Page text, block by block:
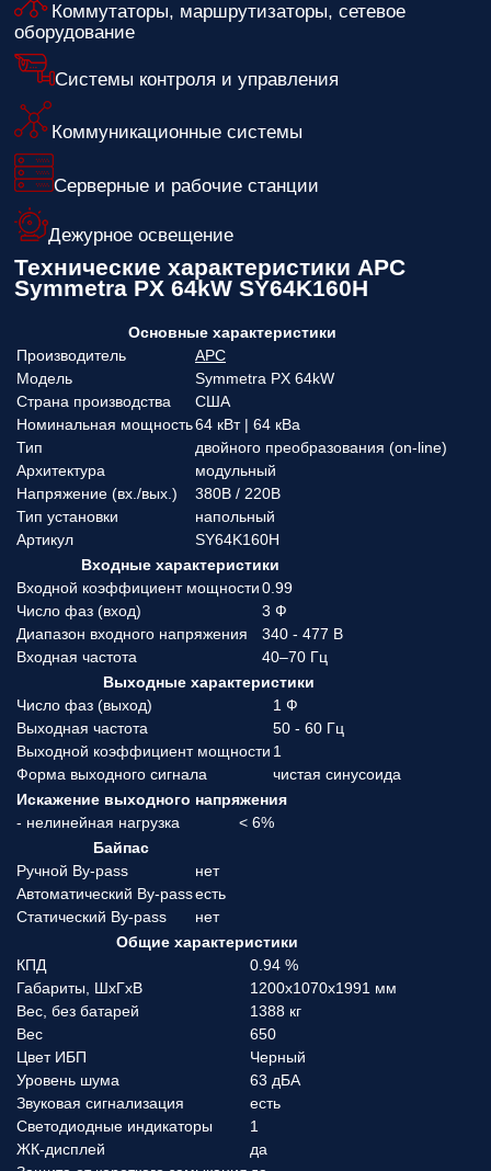
Коммутаторы, маршрутизаторы, сетевое
оборудование
Системы контроля и управления
Коммуникационные системы
Серверные и рабочие станции
Дежурное освещение
Технические характеристики APC
Symmetra PX 64kW SY64K160H
Основные характеристики
Производитель
APC
Модель
Symmetra PX 64kW
Страна производства
США
Номинальная мощность64 кВт | 64 кВа
Тип
двойного преобразования (on-line)
Архитектура
модульный
Напряжение (вx./вых.)
380В / 220В
Тип установки
напольный
Артикул
SY64K160H
Входные характеристики
Входной коэффициент мощности0.99
Число фаз (вход)
3 Ф
Диапазон входного напряжения
340 - 477 В
Входная частота
40–70 Гц
Выходные характеристики
Число фаз (выход)
1 Ф
Выходная частота
50 - 60 Гц
Выходной коэффициент мощности 1
Форма выходного сигнала
чистая синусоида
Искажение выходного напряжения
- нелинейная нагрузка
< 6%
Байпас
Ручной By-pass
нет
Автоматический By-passесть
Статический By-pass
нет
Общие характеристики
КПД
0.94 %
Габариты, ШхГхВ
1200x1070x1991 мм
Вес, без батарей
1388 кг
Вес
650
Цвет ИБП
Черный
Уровень шума
63 дБА
Звуковая сигнализация
есть
Светодиодные индикаторы
1
ЖК-дисплей
да